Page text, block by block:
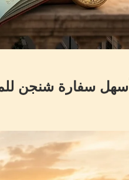
أسهل سفارة شنجن للمصريين 2026: مقارنة نسب القبول